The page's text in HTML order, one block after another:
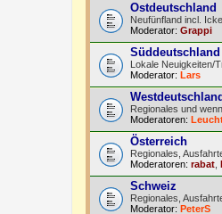
Ostdeutschland
Neufünfland incl.
Moderator: Grappi
Süddeutschland
Lokale Neuigkeiten/
Moderator: Lars
Westdeutschland
Regionales und
Moderatoren:
Österreich
Regionales,
Moderatoren: rabat
Schweiz
Regionales,
Moderator: PeterS